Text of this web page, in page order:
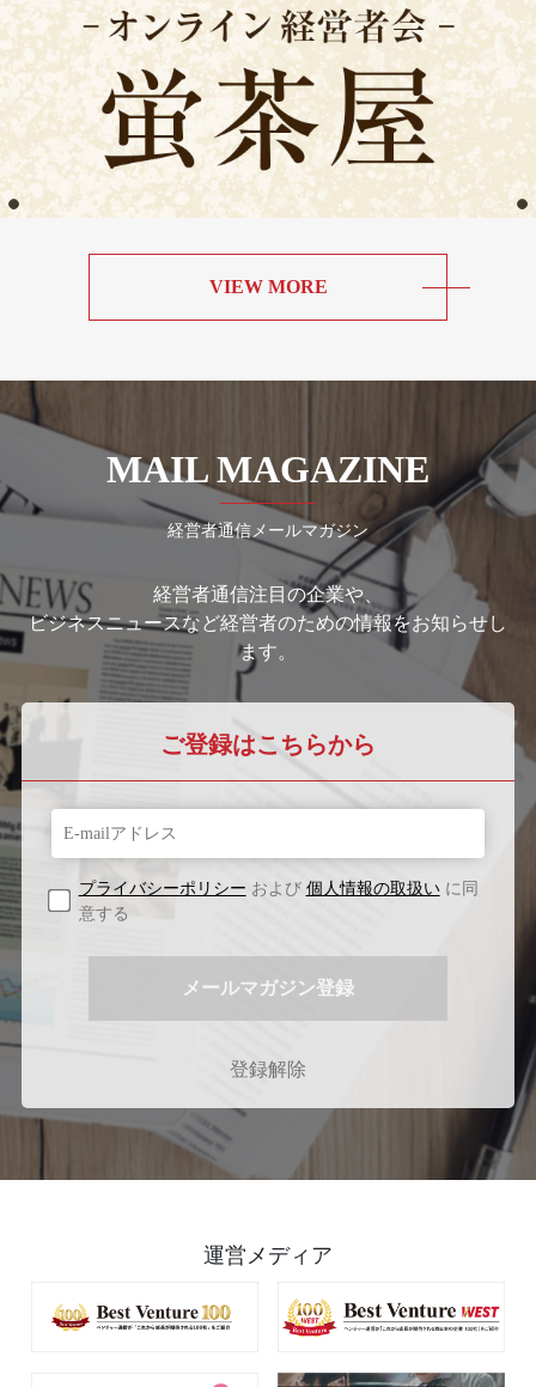
VIEW MORE
MAIL MAGAZINE
経営者通信メールマガジン
経営者通信注目の企業や、
ビジネスニュースなど経営者のための情報をお知らせし
ます。
ご登録はこちらから
プライバシーポリシー および 個人情報の取扱いに同
意する
登録解除
運営メディア